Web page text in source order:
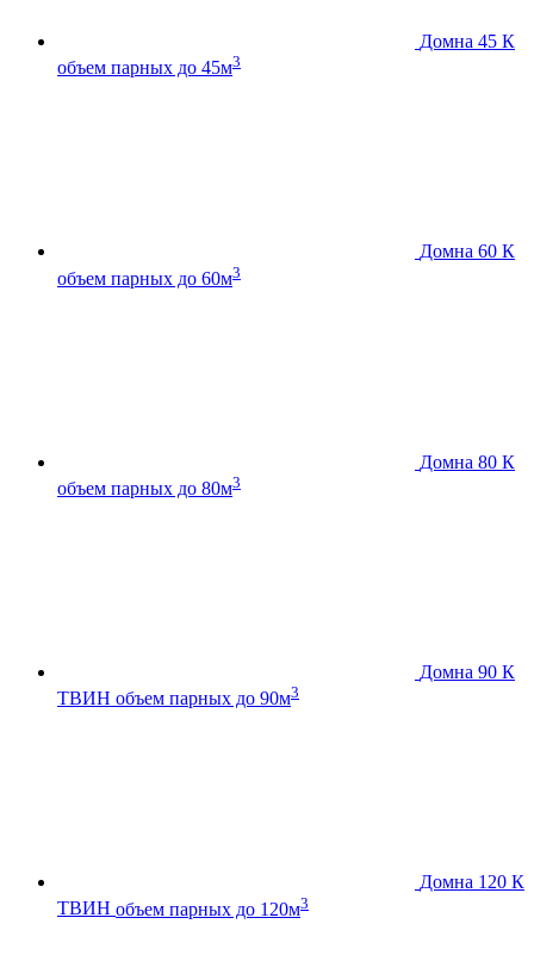
Домна 45 К
объем парных до 45м3
Домна 60 К
объем парных до 60м3
Домна 80 К
объем парных до 80м3
Домна 90 К
ТВИН объем парных до 90м3
Домна 120 К
ТВИН объем парных до 120м3